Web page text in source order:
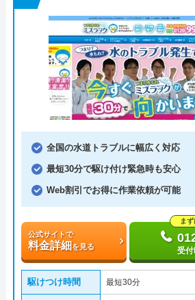
全国の水道トラブルに幅広く対応
最短30分で駆け付け緊急時も安心
Web割引でお得に作業依頼が可能
公式サイトで
料金詳細を見る
ま
受
駆けつけ時間 最短30分